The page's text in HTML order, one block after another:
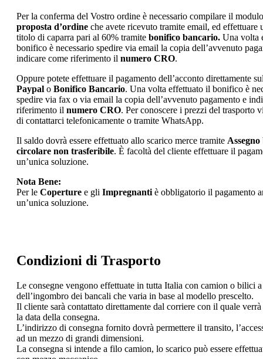
Per la conferma del Vostro ordine è necessario compilare il
proposta d’ordine che avete ricevuto tramite email, ed effettuare
titolo di caparra pari al 60% tramite bonifico bancario. Una volta
bonifico è necessario spedire via email la copia dell’avvenuto
indicare come riferimento il numero CRO.
Oppure potete effettuare il pagamento dell’acconto direttamente
Paypal o Bonifico Bancario. Una volta effettuato il bonifico è
spedire via fax o via email la copia dell’avvenuto pagamento e
riferimento il numero CRO. Per conoscere i prezzi del trasporto
di contattarci telefonicamente o tramite WhatsApp.
Il saldo dovrà essere effettuato allo scarico merce tramite
circolare non trasferibile. È facoltà del cliente effettuare il
un’unica soluzione.
Nota Bene:
Per le Coperture e gli Impregnantiè obbligatorio il pagamento
un’unica soluzione.
Condizioni di Trasporto
Le consegne vengono effettuate in tutta Italia con camion o bilici a
dell’ingombro dei bancali che varia in base al modello prescelto.
Il cliente sarà contattato direttamente dal corriere con il quale
la data della consegna.
L’indirizzo di consegna fornito dovrà permettere il transito,
ad un mezzo di grandi dimensioni.
La consegna si intende a filo camion, lo scarico può essere